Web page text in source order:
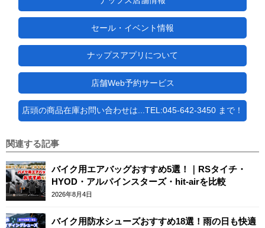
セール・イベント情報
ナップスアプリについて
店舗Web予約サービス
店頭の商品在庫お問い合わせは...TEL:045-642-3450 まで！
関連する記事
バイク用エアバッグおすすめ5選！｜RSタイチ・
HYOD・アルパインスターズ・hit-airを比較
2026年8月4日
バイク用防水シューズおすすめ18選！雨の日も快適